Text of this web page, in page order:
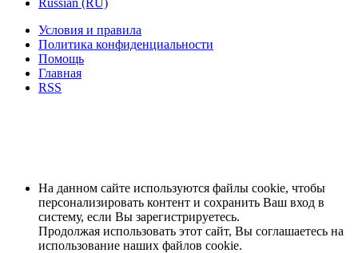
Russian (RU)
Условия и правила
Политика конфиденциальности
Помощь
Главная
RSS
На данном сайте используются файлы cookie, чтобы
персонализировать контент и сохранить Ваш вход в
систему, если Вы зарегистрируетесь.
Продолжая использовать этот сайт, Вы соглашаетесь на
использование наших файлов cookie.